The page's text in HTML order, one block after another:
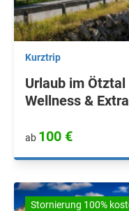
Kurztrip
Urlaub im
Wellness &
ab 100 €
Stornierung 100%